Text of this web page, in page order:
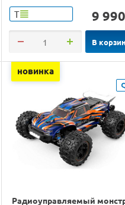
Т 9 990
В
новинка
Радиоуправляемый